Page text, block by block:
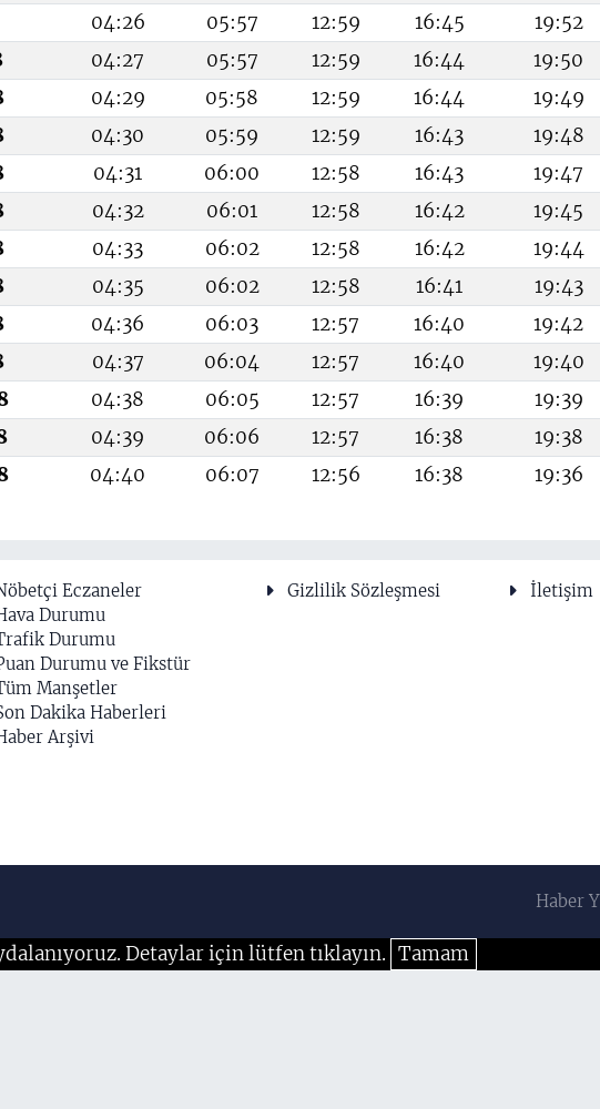
04:26 05:57 12:59 16:45 19:52
04:27 05:57 12:59 16:44 19:50
04:29 05:58 12:59 16:44 19:49
04:30 05:59 12:59 16:43 19:48
04:31 06:00 12:58 16:43 19:47
04:32 06:01 12:58 16:42 19:45
04:33 06:02 12:58 16:42 19:44
04:35 06:02 12:58 16:41 19:43
04:36 06:03 12:57 16:40 19:42
04:37 06:04 12:57 16:40 19:40
04:38 06:05 12:57 16:39 19:39
04:39 06:06 12:57 16:38 19:38
04:40 06:07 12:56 16:38 19:36
Eczaneler
Durumu
Durumu
Durumu ve Fikstür
Manşetler
Dakika Haberleri
Arşivi
Gizlilik Sözleşmesi İletişim
Haber
Detaylar için lütfen tıklayın. Tamam